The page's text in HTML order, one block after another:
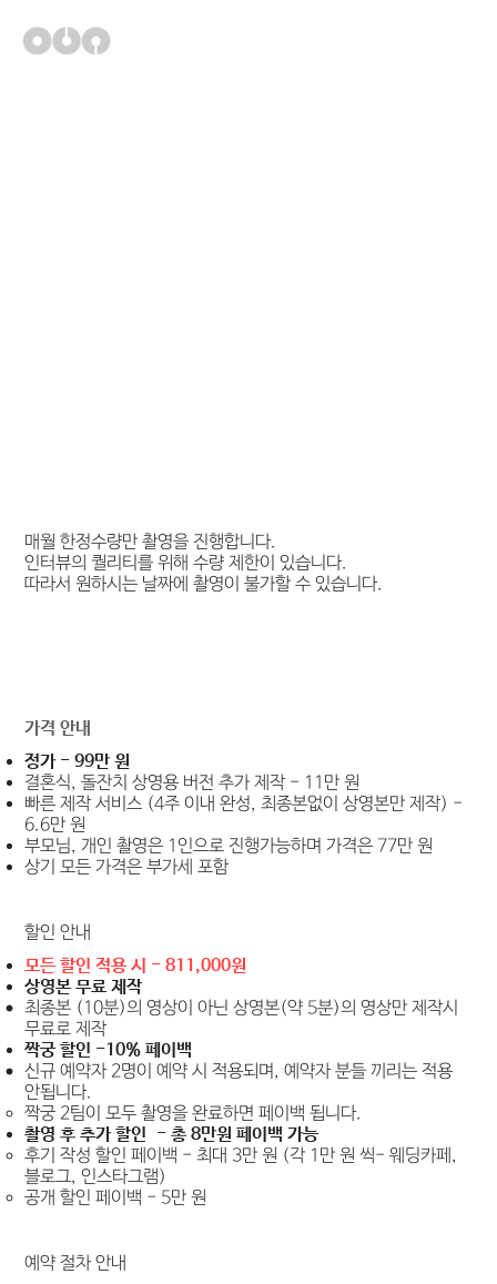
매월 한정수량만 촬영을 진행합니다.
​인터뷰의 퀄리티를 위해 수량 제한이 있습니다.
따라서 원하시는 날짜에 촬영이 불가할 수 있습니다.
가격 안내
정가 - 99만 원​​
결혼식, 돌잔치 상영용 버전 추가 제작 - 11만 원
​빠른 제작 서비스 (4주 이내 완성, 최종본없이 상영본만 제작) -
6.6만 원
​부모님, 개인 촬영은 1인으로 진행가능하며 가격은 77만 원 ​
​상기 모든 가격은 부가세 포함
할인 안내
모든 할인 적용 시 - 811,000원
​상영본 무료 제작
최종본 (10분)의 영상이 아닌 상영본(약 5분)의 영상만 제작시
무료로 제작
​짝궁 할인 -10% 페이백
​​신규 예약자 2명이 예약 시 적용되며, 예약자 분들 끼리는 적용
안됩니다.
​짝궁 2팀이 모두 촬영을 완료하면 페이백 됩니다.
​촬영 후 추가 할인 - 총 8만원 페이백 가능
후기 작성 할인 페이백 - 최대 3만 원 (각 1만 원 씩- 웨딩카페,
블로그, 인스타그램)
공개 할인 페이백 - 5만 원
​예약 절차 안내